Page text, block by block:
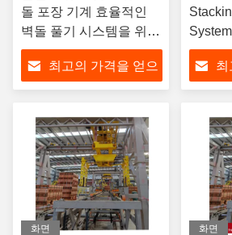
돌 포장 기계 효율적인
벽돌 풀기 시스템을 위해
한 터치 벽돌 유형 전환
과 함께 완전 자동 블록
제조 기계
최고의 가격을 얻으
Brick
최
화면 화면